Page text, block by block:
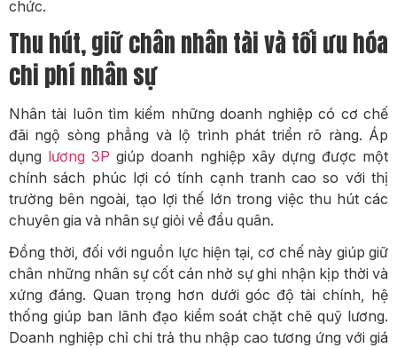
chức.
Thu hút, giữ chân nhân tài và tối ưu hóa
chi phí nhân sự
Nhân tài luôn tìm kiếm những doanh nghiệp có cơ chế
đãi ngộ sòng phẳng và lộ trình phát triển rõ ràng. Áp
dụng lương 3P giúp doanh nghiệp xây dựng được một
chính sách phúc lợi có tính cạnh tranh cao so với thị
trường bên ngoài, tạo lợi thế lớn trong việc thu hút các
chuyên gia và nhân sự giỏi về đầu quân.
Đồng thời, đối với nguồn lực hiện tại, cơ chế này giúp giữ
chân những nhân sự cốt cán nhờ sự ghi nhận kịp thời và
xứng đáng. Quan trọng hơn dưới góc độ tài chính, hệ
thống giúp ban lãnh đạo kiểm soát chặt chẽ quỹ lương.
Doanh nghiệp chỉ chi trả thu nhập cao tương ứng với giá